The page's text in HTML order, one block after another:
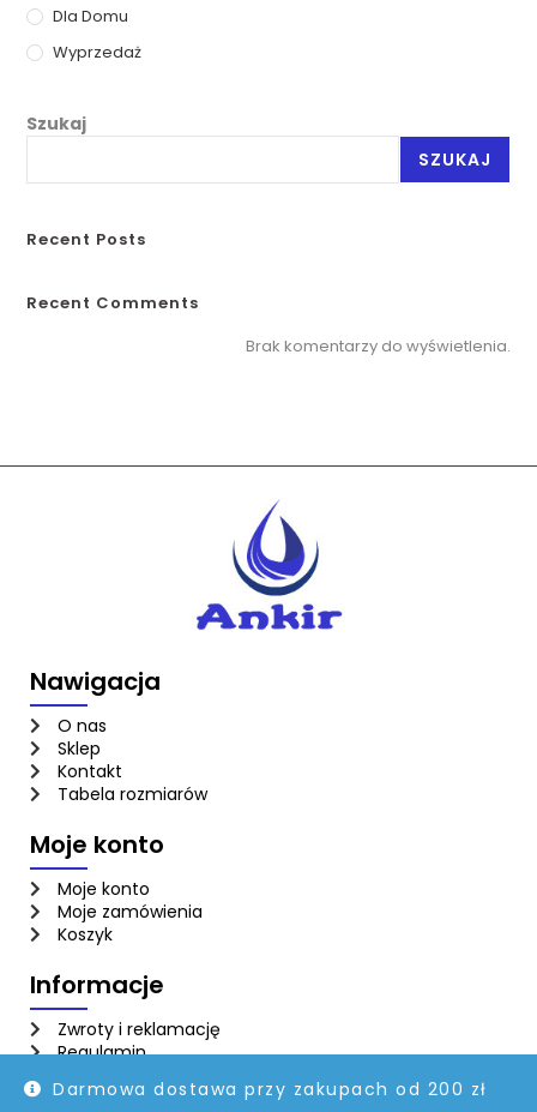
Darmowa dostawa przy zakupach od 200 zł
Dla Domu
Wyprzedaż
Szukaj
SZUKAJ
Recent Posts
Recent Comments
Brak komentarzy do wyświetlenia.
Nawigacja
O nas
Sklep
Kontakt
Tabela rozmiarów
Moje konto
Moje konto
Moje zamówienia
Koszyk
Informacje
Zwroty i reklamację
Regulamin